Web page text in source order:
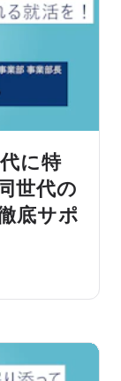
に特
世代の
底サポ